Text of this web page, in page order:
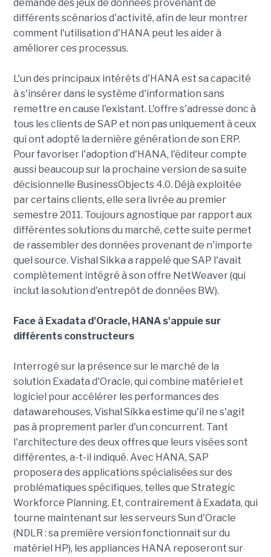
demandé des jeux de données provenant de
différents scénarios d'activité, afin de leur montrer
comment l'utilisation d'HANA peut les aider à
améliorer ces processus.
L'un des principaux intérêts d'HANA est sa capacité
à s'insérer dans le système d'information sans
remettre en cause l'existant. L'offre s'adresse donc à
tous les clients de SAP et non pas uniquement à ceux
qui ont adopté la dernière génération de son ERP.
Pour favoriser l'adoption d'HANA, l'éditeur compte
aussi beaucoup sur la prochaine version de sa suite
décisionnelle BusinessObjects 4.0. Déjà exploitée
par certains clients, elle sera livrée au premier
semestre 2011. Toujours agnostique par rapport aux
différentes solutions du marché, cette suite permet
de rassembler des données provenant de n'importe
quel source. Vishal Sikka a rappelé que SAP l'avait
complètement intégré à son offre NetWeaver (qui
inclut la solution d'entrepôt de données BW).
Face à Exadata d'Oracle, HANA s'appuie sur
différents constructeurs
Interrogé sur la présence sur le marché de la
solution Exadata d'Oracle, qui combine matériel et
logiciel pour accélérer les performances des
datawarehouses, Vishal Sikka estime qu'il ne s'agit
pas à proprement parler d'un concurrent. Tant
l'architecture des deux offres que leurs visées sont
différentes, a-t-il indiqué. Avec HANA, SAP
proposera des applications spécialisées sur des
problématiques spécifiques, telles que Strategic
Workforce Planning. Et, contrairement à Exadata, qui
tourne maintenant sur les serveurs Sun d'Oracle
(NDLR : sa première version fonctionnait sur du
matériel HP), les appliances HANA reposeront sur